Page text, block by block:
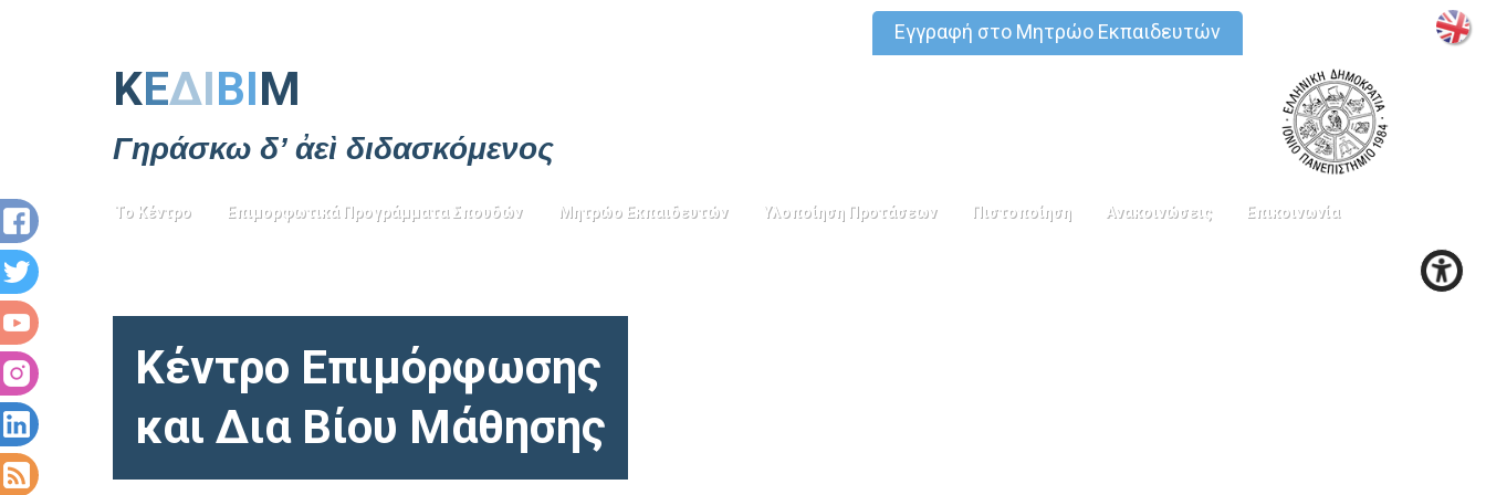
ΚΕΔΙΒΙΜ
Γηράσκω δ’ ἀεὶ διδασκόμενος
Το Κέντρο Επιμορφωτικά Προγράμματα Σπουδών Μητρώο Εκπαιδευτών Υλοποίηση Προτάσεων Πιστοποίηση Ανακοινώσεις Επικοινωνία
Κέντρο Επιμόρφωσης
και Δια Βίου Μάθησης
Εγγραφή στο Μητρώο Εκπαιδευτών